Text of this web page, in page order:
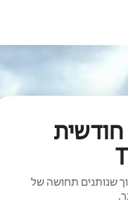
שנותנים תחושה של